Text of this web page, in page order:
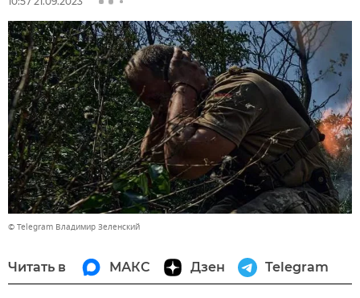
© Telegram Владимир Зеленский
Читать в МАКС Дзен Telegram